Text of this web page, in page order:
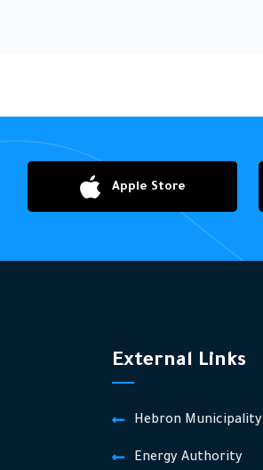
Apple Store
External Links
Hebron Municipality
Energy Authority